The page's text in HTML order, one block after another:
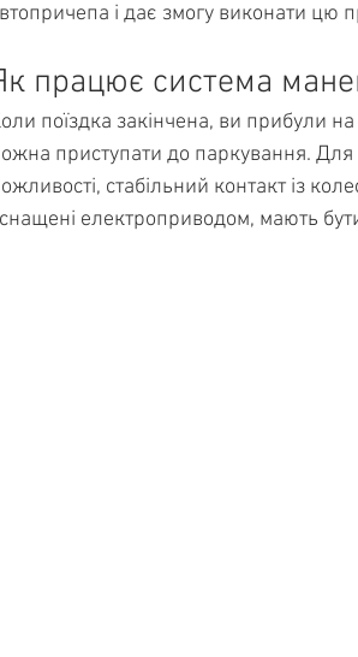
і дає змогу виконати цю
працює система
поїздка закінчена, ви прибули
приступати до паркування. Для
стабільний контакт із
електроприводом, мають